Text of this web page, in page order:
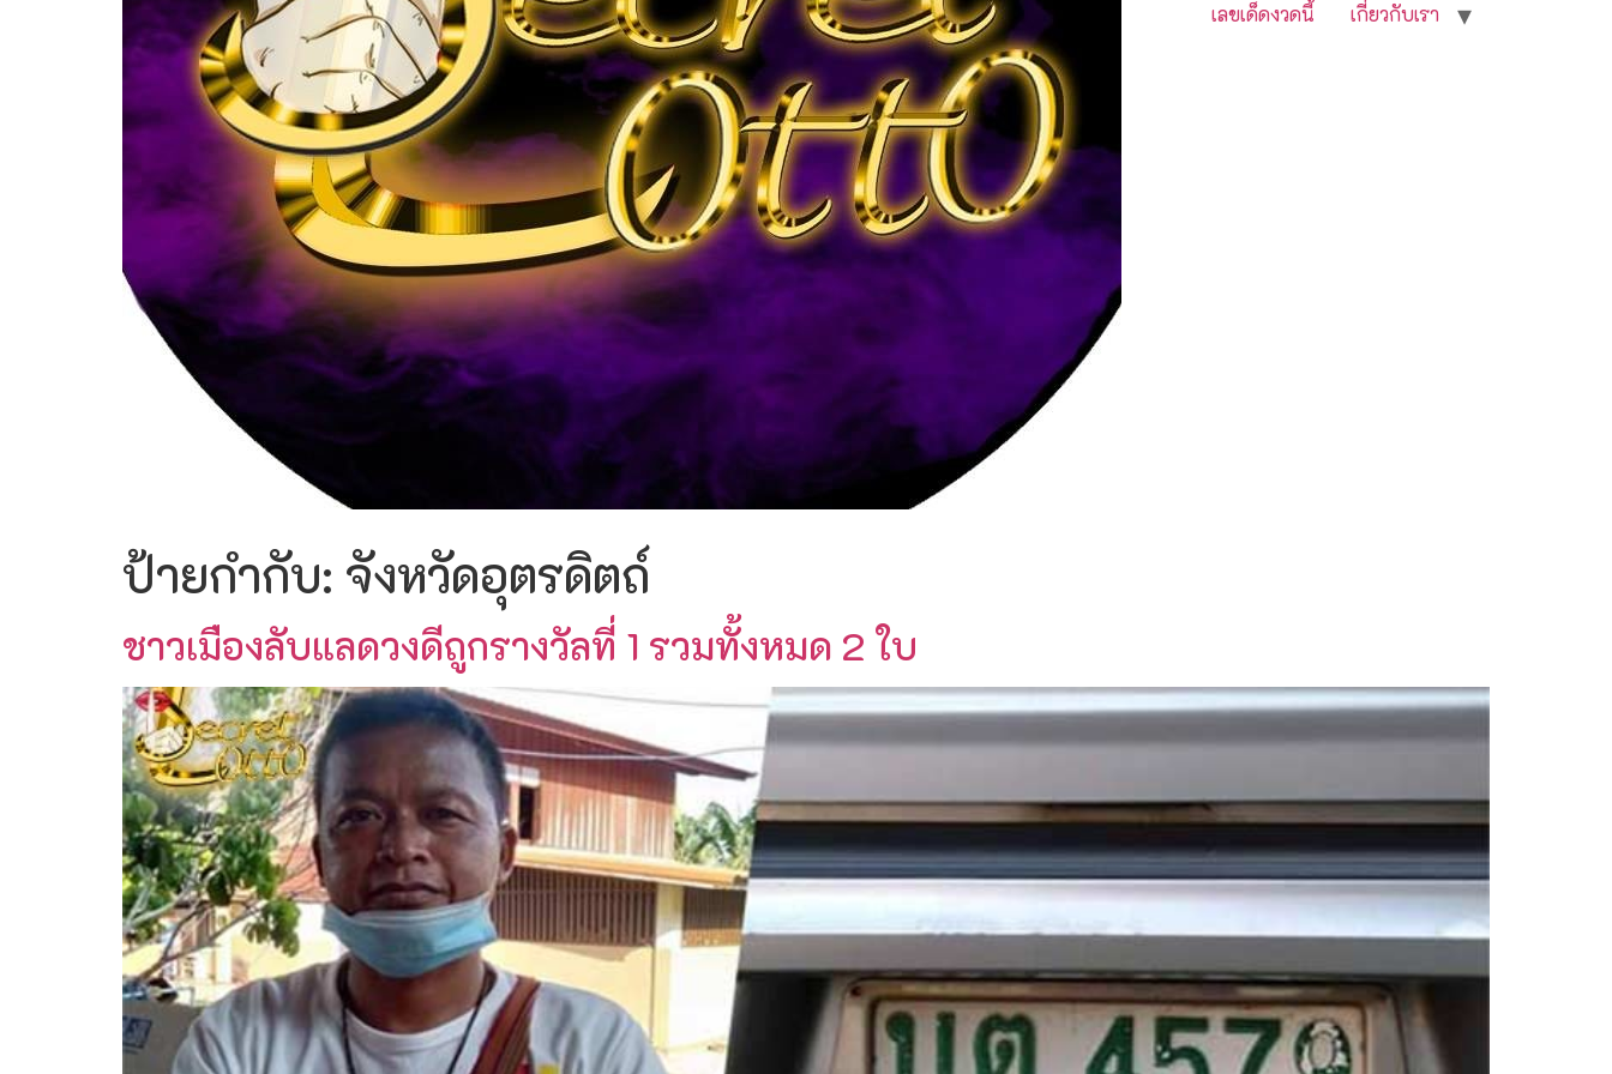
เลขเด็ดงวดนี้ เกี่ยวกับเรา
ป้ายกำกับ: จังหวัดอุตรดิตถ์
ชาวเมืองลับแลดวงดีถูกรางวัลที่ 1 รวมทั้งหมด 2 ใบ